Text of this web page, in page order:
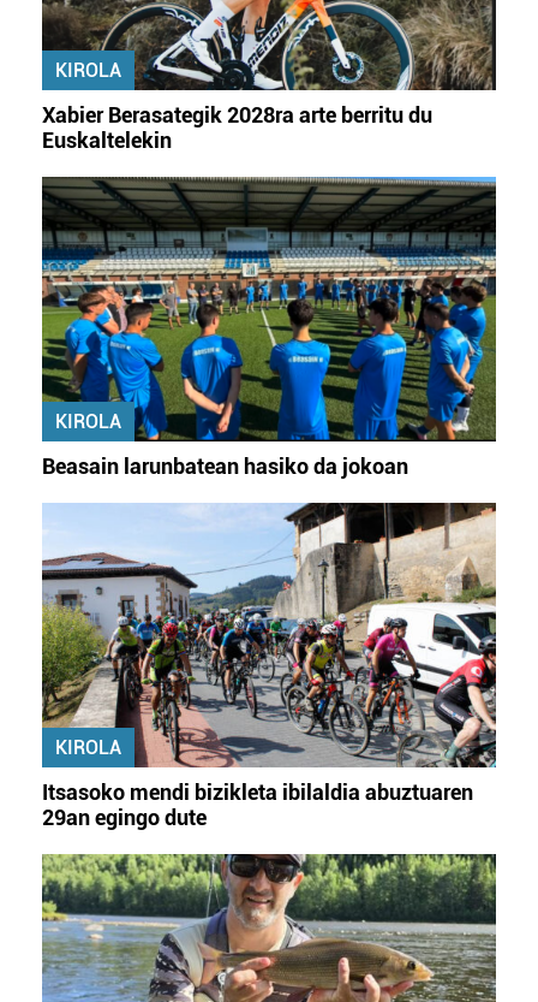
KIROLA
Xabier Berasategik 2028ra arte berritu du
Euskaltelekin
KIROLA
Beasain larunbatean hasiko da jokoan
KIROLA
Itsasoko mendi bizikleta ibilaldia abuztuaren
29an egingo dute